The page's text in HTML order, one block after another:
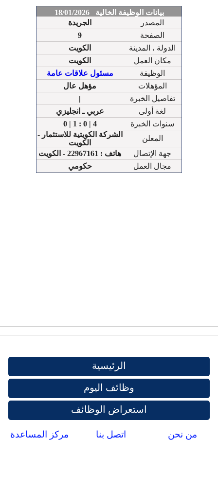
بيانات الوظيفة الخالية 18/01/2026
الجريدة
المصدر
9
الصفحة
الكويت
الدولة ، المدينة
الكويت
مكان العمل
مسئول علاقات عامة
الوظيفة
مؤهل عال
المؤهلات
|
تفاصيل الخبرة
عربي ـ انجليزي
لغة أولى
0 | 1 : 0 | 4
سنوات الخبرة
الشركة الكويتية للاستثمار -
الكويت
المعلن
هاتف : 22967161 - الكويت
جهة الإتصال
حكومي
مجال العمل
الرئيسية
وظائف اليوم
استعراض الوظائف
من نحن اتصل بنا مركز المساعدة